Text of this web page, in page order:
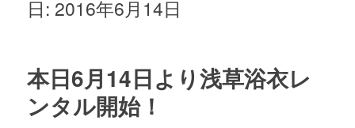
日:2016年6月14日
本日6月14日より浅草浴衣レ
ンタル開始！